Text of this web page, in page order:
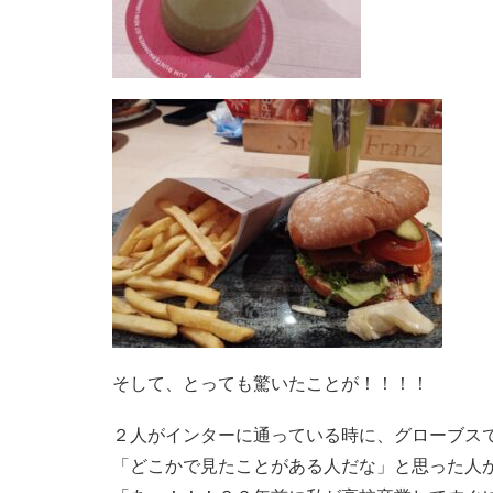
そして、とっても驚いたことが！！！！
２人がインターに通っている時に、グローブス
「どこかで見たことがある人だな」と思った人